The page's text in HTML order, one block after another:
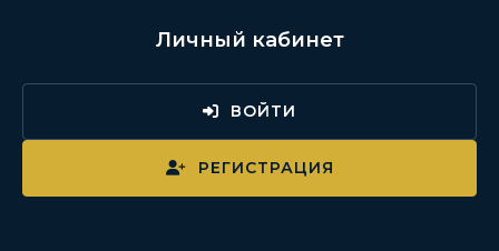
Личный кабинет
ВОЙТИ
РЕГИСТРАЦИЯ